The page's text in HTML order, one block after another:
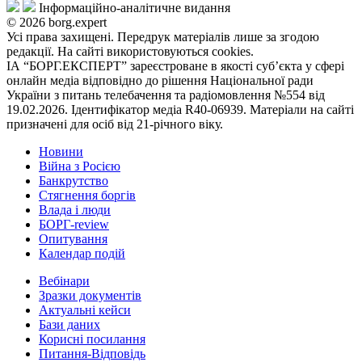
Інформаційно-аналітичне видання
© 2026 borg.expert
Усі права захищені. Передрук матеріалів лише за згодою
редакції. На сайті використовуються cookies.
ІА “БОРГ.ЕКСПЕРТ” зареєстроване в якості суб’єкта у сфері
онлайн медіа відповідно до рішення Національної ради
України з питань телебачення та радіомовлення №554 від
19.02.2026. Ідентифікатор медіа R40-06939. Матеріали на сайті
призначені для осіб від 21-річного віку.
Новини
Війна з Росією
Банкрутство
Стягнення боргiв
Влада i люди
БОРГ-review
Опитування
Календар подій
Вебінари
Зразки документів
Актуальні кейси
Бази даних
Корисні посилання
Питання-Відповідь